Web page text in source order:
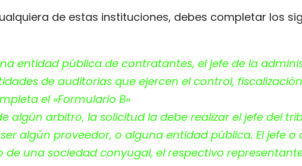
de estas instituciones, debes completar los
entidad pública de contratantes, el jefe de la
de auditorias que ejercen el control,
el «Formulario B»
algún arbitro, la solicitud la debe realizar el jefe del
algún proveedor, o alguna entidad pública. El jefe
de una sociedad conyugal, el respectivo